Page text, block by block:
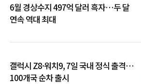
6월 경상수지 497억 달러 흑자…두 달
연속 역대 최대
갤럭시 Z8·워치9, 7일 국내 정식 출격…
100개국 순차 출시